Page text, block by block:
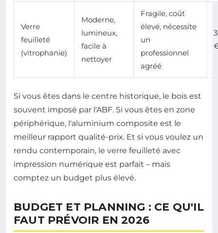
Verre
feuilleté
(vitrophanie)
Moderne,
lumineux,
facile à
nettoyer
Fragile, coût
élevé, nécessite
un
professionnel
agréé
Si vous êtes dans le centre historique, le bois est
souvent imposé par l'ABF. Si vous êtes en zone
périphérique, l'aluminium composite est le
meilleur rapport qualité-prix. Et si vous voulez un
rendu contemporain, le verre feuilleté avec
impression numérique est parfait – mais
comptez un budget plus élevé.
BUDGET ET PLANNING : CE QU'IL
FAUT PRÉVOIR EN 2026